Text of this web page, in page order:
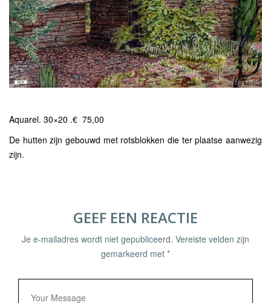
Aquarel. 30×20 .€ 75,00
De hutten zijn gebouwd met rotsblokken die ter plaatse aanwezig
zijn.
GEEF EEN REACTIE
Je e-mailadres wordt niet gepubliceerd. Vereiste velden zijn
gemarkeerd met *